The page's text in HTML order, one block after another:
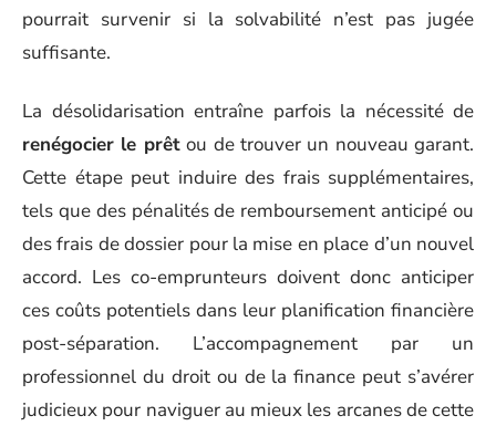
pourrait survenir si la solvabilité n’est pas jugée
suffisante.
La désolidarisation entraîne parfois la nécessité de
renégocier le prêtou de trouver un nouveau garant.
Cette étape peut induire des frais supplémentaires,
tels que des pénalités de remboursement anticipé ou
des frais de dossier pour la mise en place d’un nouvel
accord. Les co-emprunteurs doivent donc anticiper
ces coûts potentiels dans leur planification financière
post-séparation. L’accompagnement par un
professionnel du droit ou de la finance peut s’avérer
judicieux pour naviguer au mieux les arcanes de cette